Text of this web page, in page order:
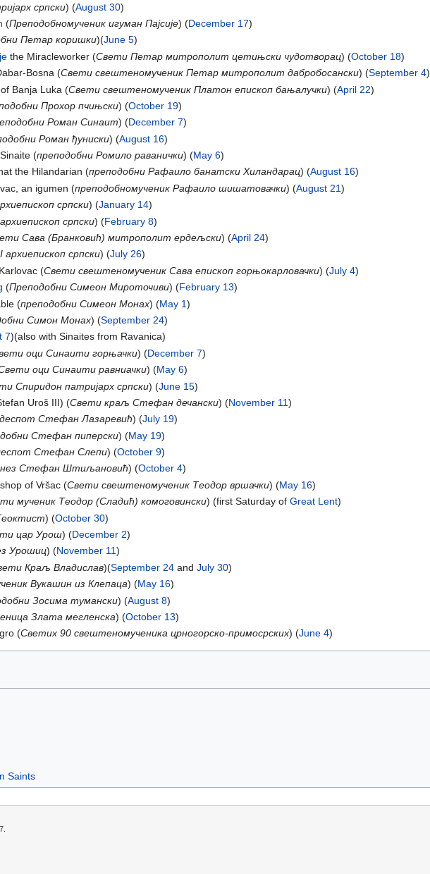
српски) (August 30)
(Преподобномученик игуман Пајсије) (December 17)
Петар коришки)(June 5)
the Miracleworker (Свети Петар митрополит цетињски чудотворац) (October 18)
Bosna (Свети свештеномученик Петар митрополит дабробосански) (September 4)
Banja Luka (Свети свештеномученик Платон епископ бањалучки) (April 22)
Прохор пчињски) (October 19)
Роман Синаит) (December 7)
Роман ђуниски) (August 16)
(преподобни Ромило раванички) (May 6)
the Hilandarian (преподобни Рафаило банатски Хиландарац) (August 16)
аn igumen (преподобнoмученик Рафаило шишатовачки) (August 21)
српски) (January 14)
српски) (February 8)
Сава (Бранковић) митрополит ердељски) (April 24)
српски) (July 26)
(Свети свештеномученик Сава епископ горњокарловачки) (July 4)
(Преподобни Симеон Мироточиви) (February 13)
(преподобни Симeон Монах) (May 1)
Симон Монах) (September 24)
7)(also with Sinaites from Ravanica)
оци Cинаити горњачки) (December 7)
оци Cинаити равниачки) (May 6)
Спиридoн патријарх српски) (June 15)
Uroš III) (Свети краљ Стефан дечански) (November 11)
Cтeфaн Лазаревић) (July 19)
Стефан пиперски) (May 19)
Cтeфaн Cлeпи) (October 9)
Стефан Штиљановић) (October 4)
of Vršac (Свети свештеномученик Теодор вршачки) (May 16)
мученик Теодор (Сладић) комоговински) (first Saturday ofGreat Lent)
) (October 30)
цар Урош) (December 2)
Урошиц) (November 11)
Краљ Владислав)(September 24 andJuly 30)
Вукашин из Клепаца) (May 16)
Зосима тумански) (August 8)
Злата мегленска) (October 13)
(Cветих 90 свештеномученика црногорско-примосрских) (June 4)
Saints